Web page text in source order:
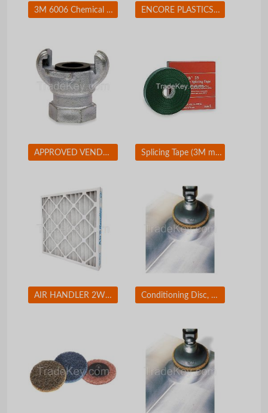
3M 6006 Chemical Cartridge Olive Bayonet PK 2 ENCORE PLASTICS 2FCA3 Paint Mix/Measure Cont. 1 qt. PK24
APPROVED VENDOR 3LX90 Coupler 1 In Size Splicing Tape (3M mil Black)
AIR HANDLER 2W234 Std Cap.Pleated Filter 12x24x2 MERV7 Conditioning Disc, AlO, 2in, Crs, TR